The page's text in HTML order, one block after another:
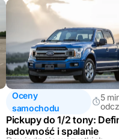
Oceny
samochodu
5
Pickupy do 1/2 tony:
ładowność i spalanie